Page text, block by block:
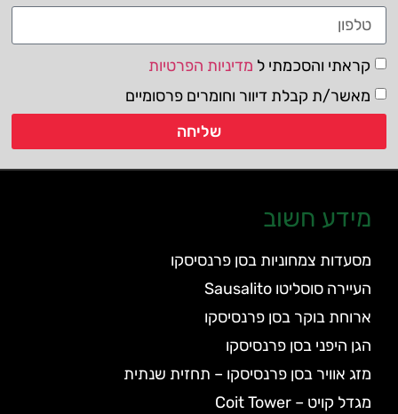
קראתי והסכמתי ל מדיניות הפרטיות
מאשר/ת קבלת דיוור וחומרים פרסומיים
שליחה
מידע חשוב
מסעדות צמחוניות בסן פרנסיסקו
העיירה סוסליטו Sausalito
ארוחת בוקר בסן פרנסיסקו
הגן היפני בסן פרנסיסקו
מזג אוויר בסן פרנסיסקו – תחזית שנתית
מגדל קויט – Coit Tower